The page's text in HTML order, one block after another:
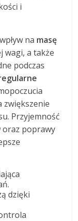
i
na masę
wagi, a także
podczas
zwiększenie
Przyjemność
oraz poprawy
dzięki